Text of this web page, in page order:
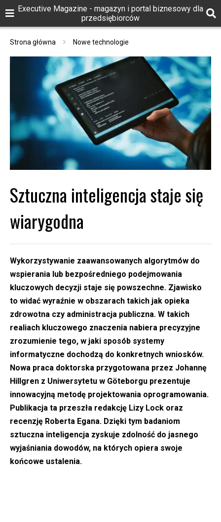
Executive Magazine - magazyn i portal biznesowy dla
przedsiębiorców
Strona główna Nowe technologie
Sztuczna inteligencja staje się
wiarygodna
Wykorzystywanie zaawansowanych algorytmów do
wspierania lub bezpośredniego podejmowania
kluczowych decyzji staje się powszechne. Zjawisko
to widać wyraźnie w obszarach takich jak opieka
zdrowotna czy administracja publiczna. W takich
realiach kluczowego znaczenia nabiera precyzyjne
zrozumienie tego, w jaki sposób systemy
informatyczne dochodzą do konkretnych wniosków.
Nowa praca doktorska przygotowana przez Johannę
Hillgren z Uniwersytetu w Göteborgu prezentuje
innowacyjną metodę projektowania oprogramowania.
Publikacja ta przeszła redakcję Lizy Lock oraz
recenzję Roberta Egana. Dzięki tym badaniom
sztuczna inteligencja zyskuje zdolność do jasnego
wyjaśniania dowodów, na których opiera swoje
końcowe ustalenia.